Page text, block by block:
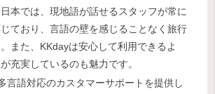
本では、現地語が話せるスタッフが常に
ており、言語の壁を感じることなく旅行
また、KKdayは安心して利用できるよ
充実しているのも魅力です。
言語対応のカスタマーサポートを提供し